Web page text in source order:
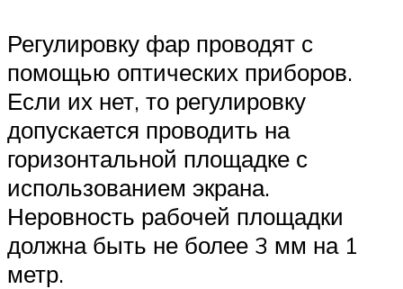
Регулировку фар проводят с
помощью оптических приборов.
Если их нет, то регулировку
допускается проводить на
горизонтальной площадке с
использованием экрана.
Неровность рабочей площадки
должна быть не более 3 мм на 1
метр.